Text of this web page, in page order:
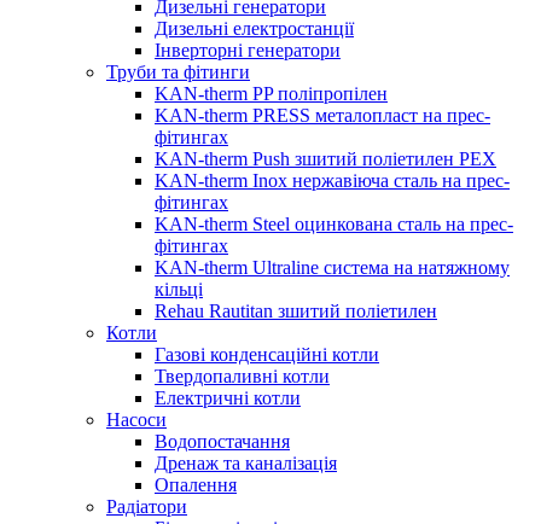
Дизельні генератори
Дизельні електростанції
Інверторні генератори
Труби та фітинги
KAN-therm PP поліпропілен
KAN-therm PRESS металопласт на прес-
фітингах
KAN-therm Push зшитий поліетилен PEX
KAN-therm Inox нержавіюча сталь на прес-
фітингах
KAN-therm Steel оцинкована сталь на прес-
фітингах
KAN-therm Ultraline система на натяжному
кільці
Rehau Rautitan зшитий поліетилен
Котли
Газові конденсаційні котли
Твердопаливні котли
Електричні котли
Насоси
Водопостачання
Дренаж та каналізація
Опалення
Радіатори